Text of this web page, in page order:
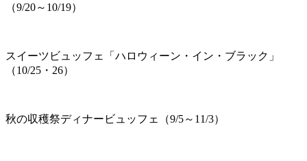
（9/20～10/19）
スイーツビュッフェ「ハロウィーン・イン・ブラック」
（10/25・26）
秋の収穫祭ディナービュッフェ（9/5～11/3）